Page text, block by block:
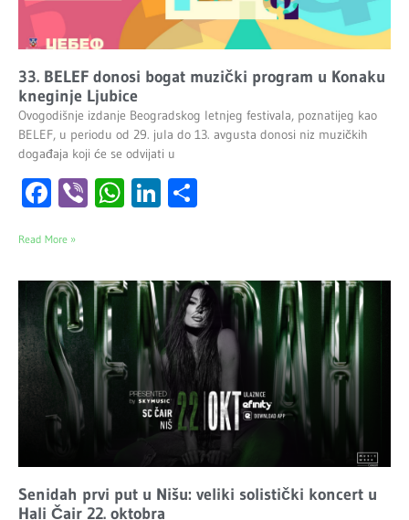
33. BELEF donosi bogat muzički program u Konaku
kneginje Ljubice
Ovogodišnje izdanje Beogradskog letnjeg festivala, poznatijeg kao
BELEF, u periodu od 29. jula do 13. avgusta donosi niz muzičkih
događaja koji će se odvijati u
Facebook
ViberWhatsApp
LinkedIn
Read More »
Senidah prvi put u Nišu: veliki solistički koncert u
Hali Čair 22. oktobra